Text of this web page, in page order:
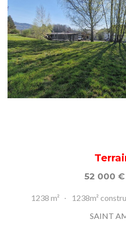
52 000 €
1238 m² 1238m²
SAINT